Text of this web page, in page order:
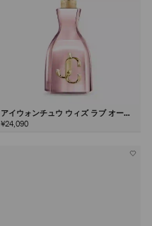
アイウォンチュウ ウィズ ラブ オード
パルファム100ml
¥24,090